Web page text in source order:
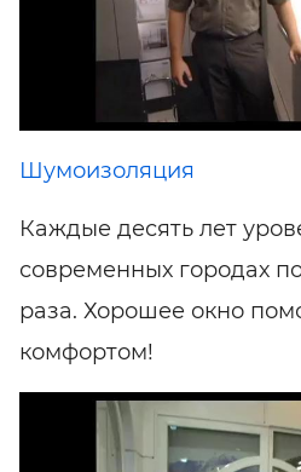
Шумоизоляция
Каждые десять лет
современных городах
раза. Хорошее окно
комфортом!